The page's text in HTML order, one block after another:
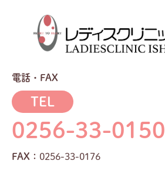
電話・FAX
TEL
0256-33-0150
FAX： 0256-33-0176